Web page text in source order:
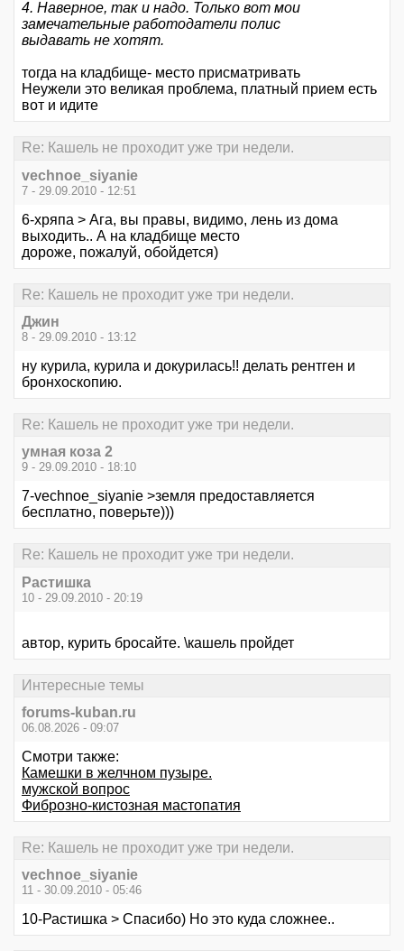
4. Наверное, так и надо. Только вот мои
замечательные работодатели полис
выдавать не хотят.
тогда на кладбище- место присматривать
Неужели это великая проблема, платный прием есть
вот и идите
Re: Кашель не проходит уже три недели.
vechnoe_siyanie
7 - 29.09.2010 - 12:51
6-хряпа > Ага, вы правы, видимо, лень из дома
выходить.. А на кладбище место
дороже, пожалуй, обойдется)
Re: Кашель не проходит уже три недели.
Джин
8 - 29.09.2010 - 13:12
ну курила, курила и докурилась!! делать рентген и
бронхоскопию.
Re: Кашель не проходит уже три недели.
умная коза 2
9 - 29.09.2010 - 18:10
7-vechnoe_siyanie >земля предоставляется
бесплатно, поверьте)))
Re: Кашель не проходит уже три недели.
Растишка
10 - 29.09.2010 - 20:19
автор, курить бросайте. \кашель пройдет
Интересные темы
forums-kuban.ru
06.08.2026 - 09:07
Смотри также:
Камешки в желчном пузыре.
мужской вопрос
Фиброзно-кистозная мастопатия
Re: Кашель не проходит уже три недели.
vechnoe_siyanie
11 - 30.09.2010 - 05:46
10-Растишка > Спасибо) Но это куда сложнее..